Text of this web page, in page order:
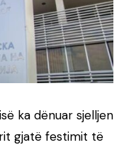
ka dënuar sjelljen
gjatë festimit të